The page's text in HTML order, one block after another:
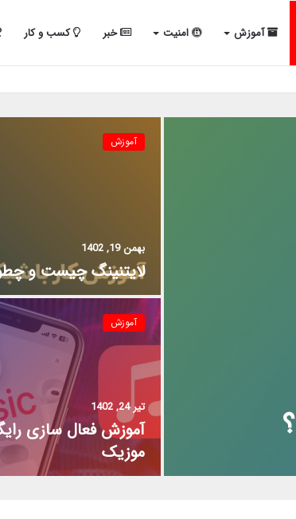
آموزش امنیت خبر کسب و کار
آموزش
بهمن 19, 1402
لایتنینگ چیست و
آموزش
تیر 24, 1402
آموزش فعال سازی
موزیک